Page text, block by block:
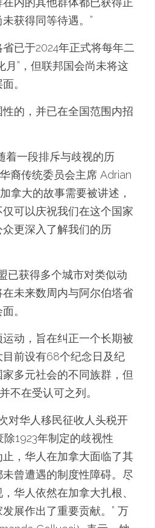
获得同等待遇。”
已于2024年正式将每年二
月”，但联邦国会尚未将这
。
的，并已在全国范围内招
着一段排斥与歧视的历
裔传统委员会主席 Adrian
拿大的故事需要被讲述，
可以庆祝我们在这个国家
更深入了解我们的历
已获得多个城市对类似动
未来数周内与阿尔伯塔省
。
动，旨在纠正一个长期被
前设有68个纪念日及纪
多元社会的不同族群，但
不在受认可之列。
对华人移民征收人头税开
1923年制定的歧视性
止，华人在加拿大面临了其
曾遭遇的制度性障碍。尽
华人依然在加拿大扎根、
展作出了重要贡献。” 万